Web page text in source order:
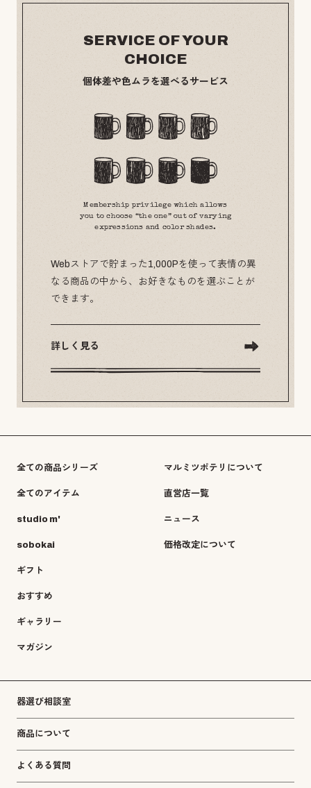
SERVICE OF YOUR
CHOICE
個体差や色ムラを選べるサービス
Membership privilege which allows
you to choose “the one” out of varying
expressions and color shades.
Webストアで貯まった1,000Pを使って表情の異
なる商品の中から、お好きなものを選ぶことが
できます。
詳しく見る
全ての商品シリーズ
全てのアイテム
studio m'
sobokai
ギフト
おすすめ
ギャラリー
マガジン
マルミツポテリについて
直営店一覧
ニュース
価格改定について
器選び相談室
商品について
よくある質問